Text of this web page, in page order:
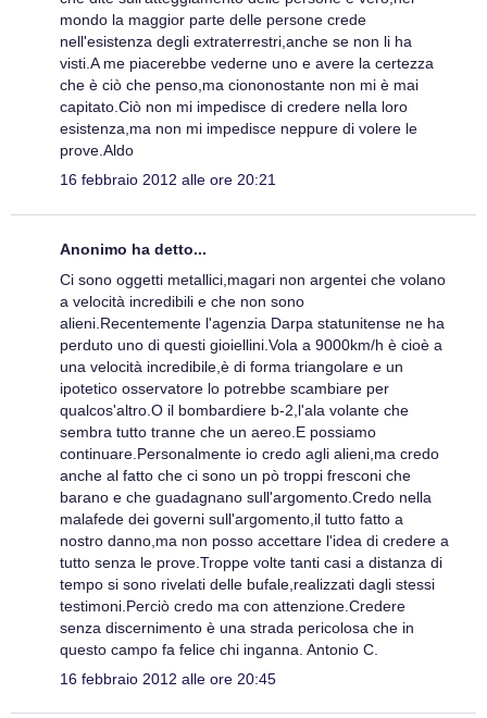
mondo la maggior parte delle persone crede
nell'esistenza degli extraterrestri,anche se non li ha
visti.A me piacerebbe vederne uno e avere la certezza
che è ciò che penso,ma ciononostante non mi è mai
capitato.Ciò non mi impedisce di credere nella loro
esistenza,ma non mi impedisce neppure di volere le
prove.Aldo
16 febbraio 2012 alle ore 20:21
Anonimo ha detto...
Ci sono oggetti metallici,magari non argentei che volano
a velocità incredibili e che non sono
alieni.Recentemente l'agenzia Darpa statunitense ne ha
perduto uno di questi gioiellini.Vola a 9000km/h è cioè a
una velocità incredibile,è di forma triangolare e un
ipotetico osservatore lo potrebbe scambiare per
qualcos'altro.O il bombardiere b-2,l'ala volante che
sembra tutto tranne che un aereo.E possiamo
continuare.Personalmente io credo agli alieni,ma credo
anche al fatto che ci sono un pò troppi fresconi che
barano e che guadagnano sull'argomento.Credo nella
malafede dei governi sull'argomento,il tutto fatto a
nostro danno,ma non posso accettare l'idea di credere a
tutto senza le prove.Troppe volte tanti casi a distanza di
tempo si sono rivelati delle bufale,realizzati dagli stessi
testimoni.Perciò credo ma con attenzione.Credere
senza discernimento è una strada pericolosa che in
questo campo fa felice chi inganna. Antonio C.
16 febbraio 2012 alle ore 20:45